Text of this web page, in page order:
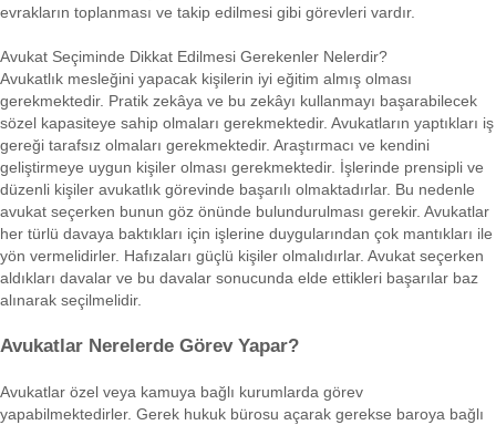
evrakların toplanması ve takip edilmesi gibi görevleri vardır.
Avukat Seçiminde Dikkat Edilmesi Gerekenler Nelerdir?
Avukatlık mesleğini yapacak kişilerin iyi eğitim almış olması
gerekmektedir. Pratik zekâya ve bu zekâyı kullanmayı başarabilecek
sözel kapasiteye sahip olmaları gerekmektedir. Avukatların yaptıkları iş
gereği tarafsız olmaları gerekmektedir. Araştırmacı ve kendini
geliştirmeye uygun kişiler olması gerekmektedir. İşlerinde prensipli ve
düzenli kişiler avukatlık görevinde başarılı olmaktadırlar. Bu nedenle
avukat seçerken bunun göz önünde bulundurulması gerekir. Avukatlar
her türlü davaya baktıkları için işlerine duygularından çok mantıkları ile
yön vermelidirler. Hafızaları güçlü kişiler olmalıdırlar. Avukat seçerken
aldıkları davalar ve bu davalar sonucunda elde ettikleri başarılar baz
alınarak seçilmelidir.
Avukatlar Nerelerde Görev Yapar?
Avukatlar özel veya kamuya bağlı kurumlarda görev
yapabilmektedirler. Gerek hukuk bürosu açarak gerekse baroya bağlı